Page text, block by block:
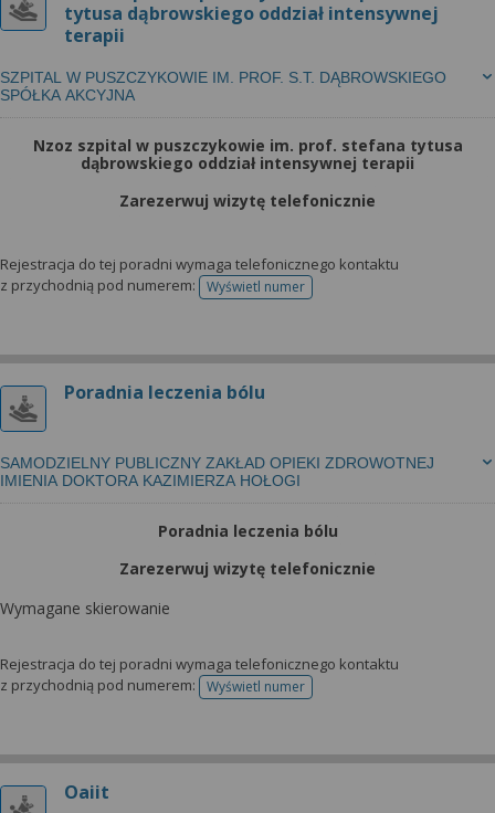
tytusa dąbrowskiego oddział intensywnej
terapii
SZPITAL W PUSZCZYKOWIE IM. PROF. S.T. DĄBROWSKIEGO
SPÓŁKA AKCYJNA
Nzoz szpital w puszczykowie im. prof. stefana tytusa
dąbrowskiego oddział intensywnej terapii
Zarezerwuj wizytę telefonicznie
Rejestracja do tej poradni wymaga telefonicznego kontaktu
z przychodnią pod numerem:
Wyświetl numertelefonu do rejestracji
Poradnia leczenia bólu
SAMODZIELNY PUBLICZNY ZAKŁAD OPIEKI ZDROWOTNEJ
IMIENIA DOKTORA KAZIMIERZA HOŁOGI
Poradnia leczenia bólu
Zarezerwuj wizytę telefonicznie
Wymagane skierowanie
Rejestracja do tej poradni wymaga telefonicznego kontaktu
z przychodnią pod numerem:
Wyświetl numertelefonu do rejestracji
Oaiit